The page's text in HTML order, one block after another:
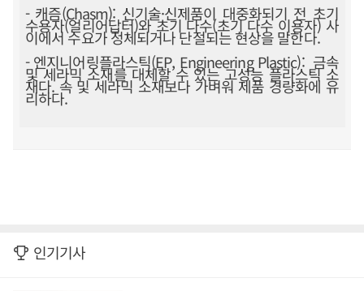
- 캐즘(Chasm): 신기술·신제품이 대중화되기 전 초기
수용자(얼리어답터)와 초기 다수(초기 다수 이용자) 사
이에서 수요가 정체되거나 단절되는 현상을 말한다.
- 엔지니어링플라스틱(EP, Engineering Plastic): 금속
및 세라믹 소재를 대체할 수 있는 고성능 플라스틱 소
재다. 속 및 세라믹 소재보다 가벼워 제품 경량화에 유
리하다.
인기기사